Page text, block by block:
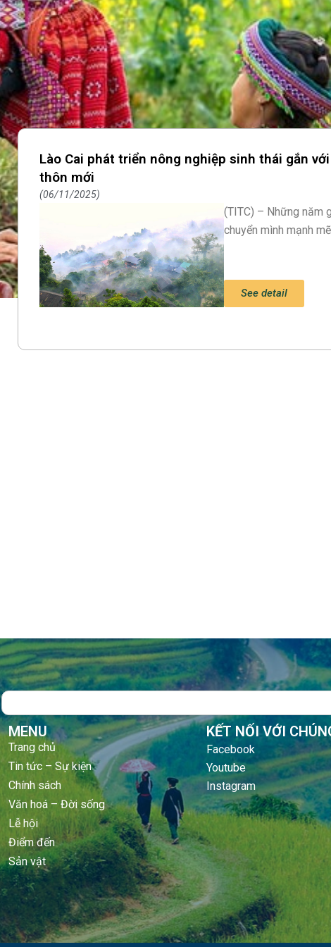
Lào Cai phát triển nông nghiệp sinh thái gắn
thôn mới
06/11/2025
(TITC) – Những năm
chuyển mình mạnh
See detail
Search
MENU
Trang chủ
Tin tức – Sự kiện
Chính sách
Văn hoá – Đời sống
Lễ hội
Điểm đến
Sản vật
KẾT NỐI VỚI
Facebook
Youtube
Instagram